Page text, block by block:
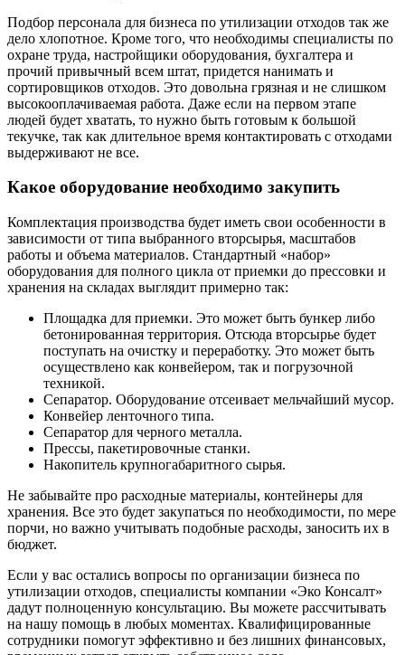
Подбор персонала для бизнеса по утилизации отходов так же
дело хлопотное. Кроме того, что необходимы специалисты по
охране труда, настройщики оборудования, бухгалтера и
прочий привычный всем штат, придется нанимать и
сортировщиков отходов. Это довольна грязная и не слишком
высокооплачиваемая работа. Даже если на первом этапе
людей будет хватать, то нужно быть готовым к большой
текучке, так как длительное время контактировать с отходами
выдерживают не все.
Какое оборудование необходимо закупить
Комплектация производства будет иметь свои особенности в
зависимости от типа выбранного вторсырья, масштабов
работы и объема материалов. Стандартный «набор»
оборудования для полного цикла от приемки до прессовки и
хранения на складах выглядит примерно так:
Площадка для приемки. Это может быть бункер либо
бетонированная территория. Отсюда вторсырье будет
поступать на очистку и переработку. Это может быть
осуществлено как конвейером, так и погрузочной
техникой.
Сепаратор. Оборудование отсеивает мельчайший мусор.
Конвейер ленточного типа.
Сепаратор для черного металла.
Прессы, пакетировочные станки.
Накопитель крупногабаритного сырья.
Не забывайте про расходные материалы, контейнеры для
хранения. Все это будет закупаться по необходимости, по мере
порчи, но важно учитывать подобные расходы, заносить их в
бюджет.
Если у вас остались вопросы по организации бизнеса по
утилизации отходов, специалисты компании «Эко Консалт»
дадут полноценную консультацию. Вы можете рассчитывать
на нашу помощь в любых моментах. Квалифицированные
сотрудники помогут эффективно и без лишних финансовых,